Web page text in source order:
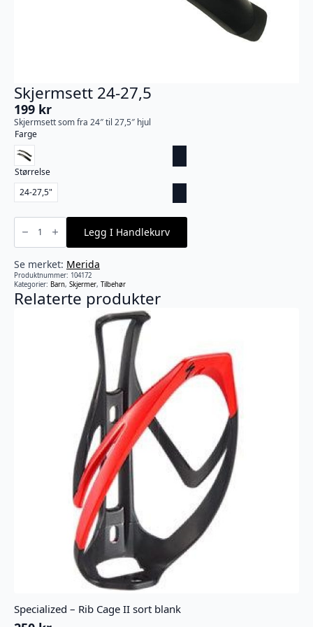
Skjermsett 24-27,5
199 kr
Skjermsett som fra 24″ til 27,5″ hjul
Farge
Størrelse
24-27,5"
Skjermsett
27,5
antall
Legg I Handlekurv
Se merket: Merida
Produktnummer: 104172
Kategorier: Barn, Skjermer, Tilbehør
Relaterte produkter
Specialized – Rib Cage II sort blank